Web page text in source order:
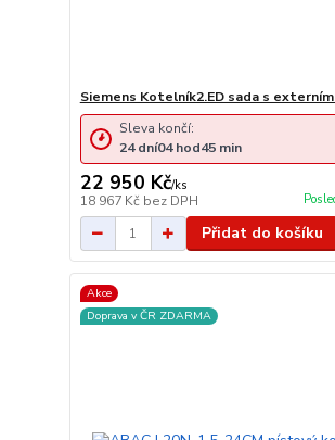
Siemens Kotelník2.ED sada s
22 950 Kč/ks
18 967 Kč bez DPH
Sleva končí:
24 dní04hod45 min
Přidat do košíku
Akce
Doprava v ČR ZDARMA